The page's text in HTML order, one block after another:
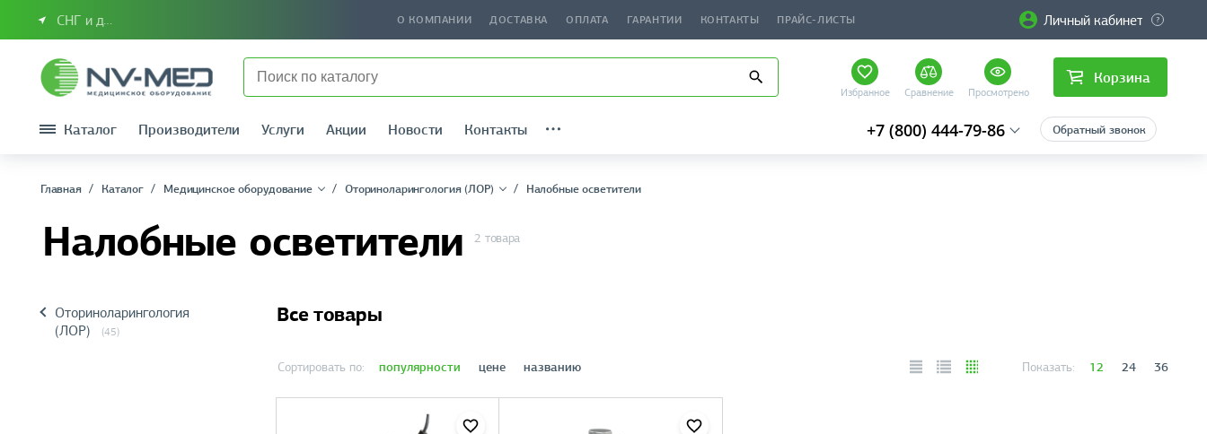
СНГ и другие страны О КОМПАНИИ ДОСТАВКА ОПЛАТА ГАРАНТИИ КОНТАКТЫ ПРАЙС-ЛИСТЫ Личный кабинет
Избранное Сравнение Просмотрено
Корзина
Каталог Производители Услуги Акции Новости Контакты +7 (800) 444-79-86 Обратный звонок
Главная Каталог Медицинское оборудование Оториноларингология (ЛОР) Налобные осветители
Налобные осветители 2 товара
Оториноларингология
(ЛОР)
(45)
Все товары
Сортировать по: популярности цене названию Показать: 12 24 36